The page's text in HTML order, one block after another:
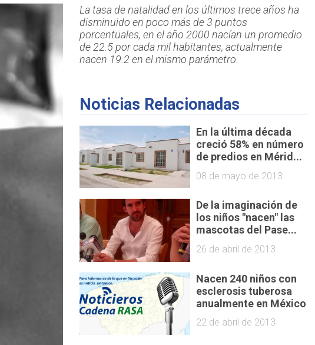
La tasa de natalidad en los últimos trece años ha
disminuido en poco más de 3 puntos
porcentuales, en el año 2000 nacían un promedio
de 22.5 por cada mil habitantes, actualmente
nacen 19.2 en el mismo parámetro.
Noticias Relacionadas
En la última década
creció 58% en número
de predios en Mérid...
08 de mayo de 2013
De la imaginación de
los niños "nacen" las
mascotas del Pase...
26 de abril de 2013
Nacen 240 niños con
esclerosis tuberosa
anualmente en México
22 de abril de 2013